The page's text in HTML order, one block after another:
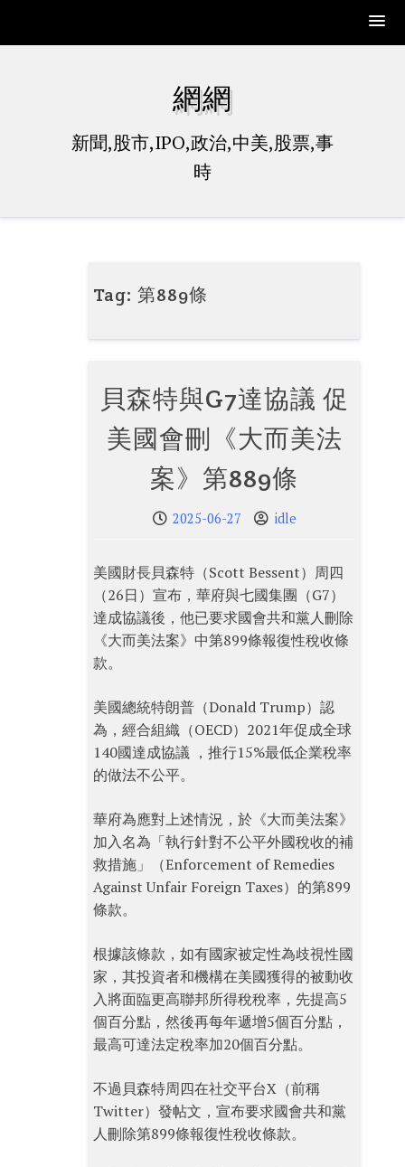
網網
新聞,股市,IPO,政治,中美,股票,事
時
Tag:第889條
貝森特與G7達協議 促
美國會刪《大而美法
案》第889條
2025-06-27 idle
美國財長貝森特（Scott Bessent）周四
（26日）宣布，華府與七國集團（G7）
達成協議後，他已要求國會共和黨人刪除
《大而美法案》中第899條報復性稅收條
款。
美國總統特朗普（Donald Trump）認
為，經合組織（OECD）2021年促成全球
140國達成協議 ，推行15%最低企業稅率
的做法不公平。
華府為應對上述情況，於《大而美法案》
加入名為「執行針對不公平外國稅收的補
救措施」（Enforcement of Remedies
Against Unfair Foreign Taxes）的第899
條款。
根據該條款，如有國家被定性為歧視性國
家，其投資者和機構在美國獲得的被動收
入將面臨更高聯邦所得稅稅率，先提高5
個百分點，然後再每年遞增5個百分點，
最高可達法定稅率加20個百分點。
不過貝森特周四在社交平台X（前稱
Twitter）發帖文，宣布要求國會共和黨
人刪除第899條報復性稅收條款。